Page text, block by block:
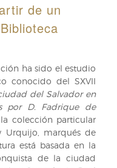
de un
ha sido el estudio
conocido del SXVII
del Salvador en
por D. Fadrique de
colección particular
Urquijo, marqués de
está basada en la
de la ciudad